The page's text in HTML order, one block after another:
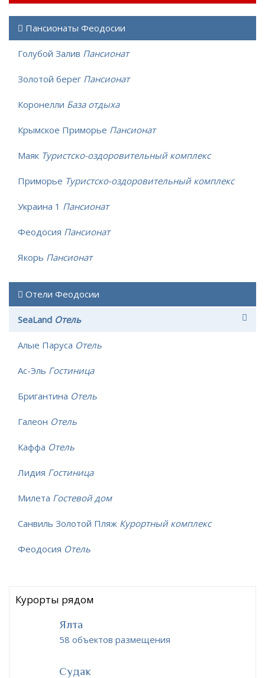
Пансионаты Феодосии
Голубой Залив Пансионат
Золотой берег Пансионат
Коронелли База отдыха
Крымское Приморье Пансионат
Маяк Туристско-оздоровительный комплекс
Приморье Туристско-оздоровительный комплекс
Украина 1 Пансионат
Феодосия Пансионат
Якорь Пансионат
Отели Феодосии
SeaLand Отель
Алые Паруса Отель
Ас-Эль Гостиница
Бригантина Отель
Галеон Отель
Каффа Отель
Лидия Гостиница
Милета Гостевой дом
Санвиль Золотой Пляж Курортный комплекс
Феодосия Отель
Курорты рядом
Ялта
58 объектов размещения
Судак